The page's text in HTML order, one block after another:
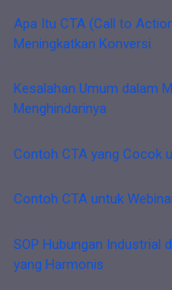
Apa Itu CTA (Call to
Meningkatkan Konversi
Kesalahan Umum dalam
Menghindarinya
Contoh CTA yang Cocok
Contoh CTA untuk
SOP Hubungan Industrial
yang Harmonis